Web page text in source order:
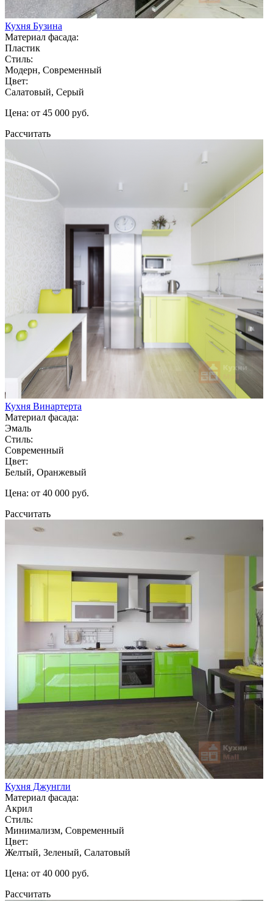
Кухня Бузина
Материал фасада:
Пластик
Стиль:
Модерн, Современный
Цвет:
Салатовый, Серый
Цена: от 45 000 руб.
Рассчитать
Кухня Винартерта
Материал фасада:
Эмаль
Стиль:
Современный
Цвет:
Белый, Оранжевый
Цена: от 40 000 руб.
Рассчитать
Кухня Джунгли
Материал фасада:
Акрил
Стиль:
Минимализм, Современный
Цвет:
Желтый, Зеленый, Салатовый
Цена: от 40 000 руб.
Рассчитать